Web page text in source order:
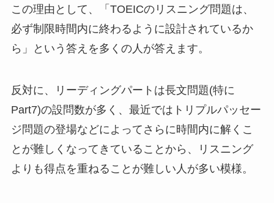
この理由として、「TOEICのリスニング問題は、
必ず制限時間内に終わるように設計されているか
ら」という答えを多くの人が答えます。
反対に、リーディングパートは長文問題(特に
Part7)の設問数が多く、最近ではトリプルパッセー
ジ問題の登場などによってさらに時間内に解くこ
とが難しくなってきていることから、リスニング
よりも得点を重ねることが難しい人が多い模様。